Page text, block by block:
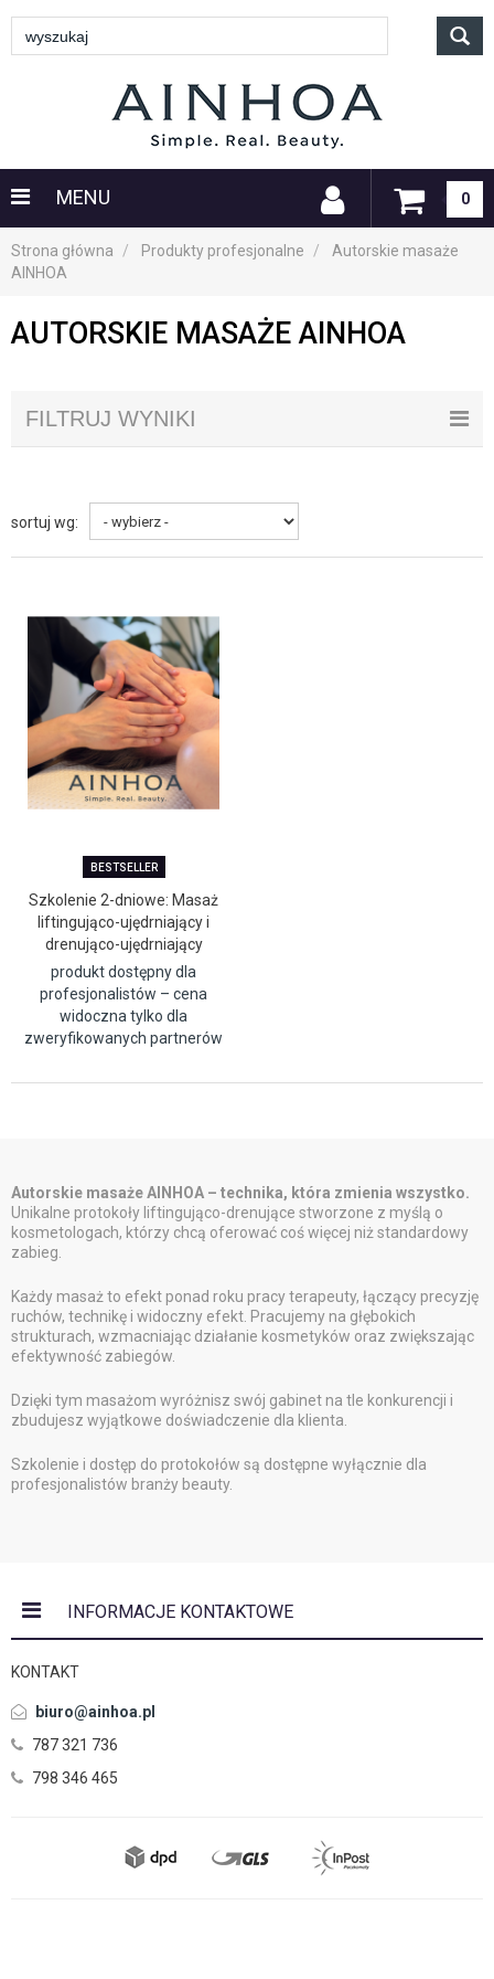
MENU 0
Strona główna Produkty profesjonalne
Autorskie masaże
AINHOA
AUTORSKIE MASAŻE AINHOA
FILTRUJ WYNIKI
sortuj wg:
BESTSELLER
Szkolenie 2-dniowe: Masaż
liftingująco-ujędrniający i
drenująco-ujędrniający
AINHOA
produkt dostępny dla
profesjonalistów – cena
widoczna tylko dla
zweryfikowanych partnerów
Autorskie masaże AINHOA – technika, która zmienia wszystko.
Unikalne protokoły liftingująco-drenujące stworzone z myślą o
kosmetologach, którzy chcą oferować coś więcej niż standardowy
zabieg.
Każdy masaż to efekt ponad roku pracy terapeuty, łączący precyzję
ruchów, technikę i widoczny efekt. Pracujemy na głębokich
strukturach, wzmacniając działanie kosmetyków oraz zwiększając
efektywność zabiegów.
Dzięki tym masażom wyróżnisz swój gabinet na tle konkurencji i
zbudujesz wyjątkowe doświadczenie dla klienta.
Szkolenie i dostęp do protokołów są dostępne wyłącznie dla
profesjonalistów branży beauty.
INFORMACJE KONTAKTOWE
KONTAKT
biuro@ainhoa.pl
787 321 736
798 346 465